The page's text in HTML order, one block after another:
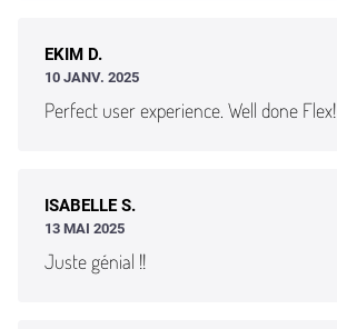
EKIM D.
10 JANV. 2025
Perfect user experience. Well done Flex!
ISABELLE S.
13 MAI 2025
Juste génial !!